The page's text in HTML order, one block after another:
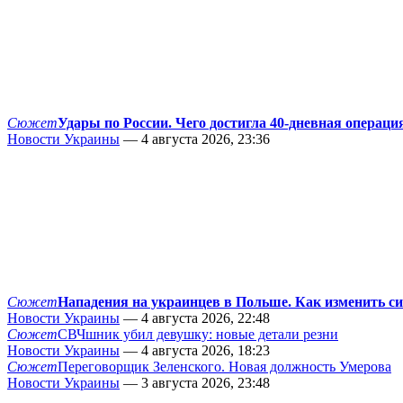
СюжетУдары по России. Чего достигла 40-дневная
Новости Украины — 4 августа 2026, 23:36
СюжетНападения на украинцев в Польше. Как изменить
Новости Украины — 4 августа 2026, 22:48
СюжетСВЧшник убил девушку: новые детали резни
Новости Украины — 4 августа 2026, 18:23
СюжетПереговорщик Зеленского. Новая должность Умерова
Новости Украины — 3 августа 2026, 23:48